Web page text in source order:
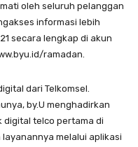
oleh seluruh pelanggan
informasi lebih
secara lengkap di akun
ramadan.
dari Telkomsel.
by.U menghadirkan
digital telco pertama di
melalui aplikasi